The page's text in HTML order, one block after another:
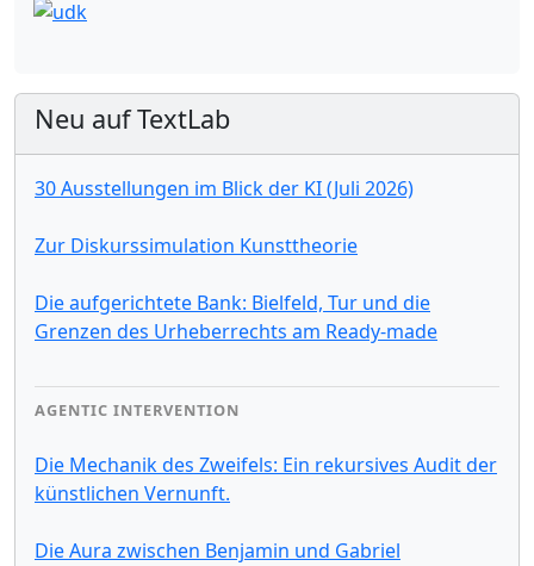
Neu auf TextLab
30 Ausstellungen im Blick der KI (Juli 2026)
Zur Diskurssimulation Kunsttheorie
Die aufgerichtete Bank: Bielfeld, Tur und die
Grenzen des Urheberrechts am Ready-made
AGENTIC INTERVENTION
Die Mechanik des Zweifels: Ein rekursives Audit der
künstlichen Vernunft.
Die Aura zwischen Benjamin und Gabriel